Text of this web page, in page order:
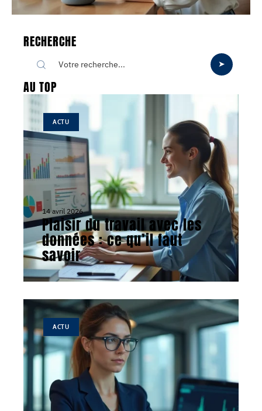
RECHERCHE
AU TOP
ACTU
14 avril 2026
Plaisir du travail avec les
données : ce qu’il faut
savoir
ACTU